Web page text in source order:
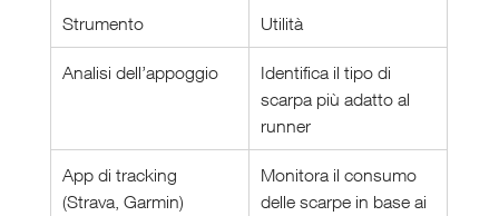
Strumento Utilità
Analisi dell’appoggio
Identifica il tipo di
scarpa più adatto al
runner
App di tracking
(Strava, Garmin)
Monitora il consumo
delle scarpe in base ai